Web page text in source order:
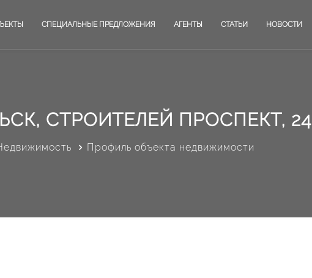
СПЕЦИАЛЬНЫЕ ПРЕДЛОЖЕНИЯ АГЕНТЫ СТАТЬИ НОВОСТИ
СТРОИТЕЛЕЙ ПРОСПЕКТ, 24
Профиль объекта недвижимости